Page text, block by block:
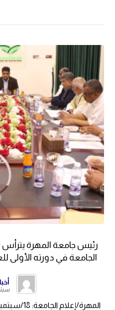
رئيس جامعة المهرة يترأس
الجامعة في دورته الأولى للعام